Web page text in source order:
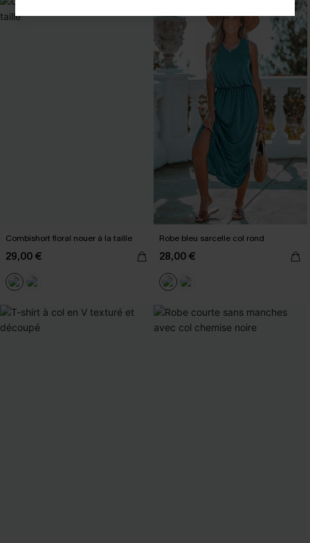
Combishort floral nouer à la taille
29,00 €
Robe bleu sarcelle col rond
28,00 €